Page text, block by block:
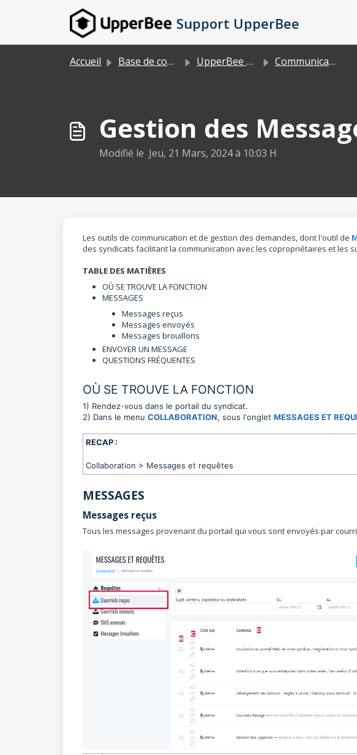
Passer au contenu principal
Support UpperBee
Accueil Base de connaissances UpperBee Condo/Locatif Communications
Gestion des
Modifié le Jeu, 21 Mars, 2024 à 10:03 H
Les outils de communication et de gestion des demandes, dont l'outil de
des syndicats facilitant la communication avec les copropriétaires et les
TABLE DES MATIÈRES
OÙ SE TROUVE LA FONCTION
MESSAGES
Messages reçus
Messages envoyés
Messages brouillons
ENVOYER UN MESSAGE
QUESTIONS FRÉQUENTES
OÙ SE TROUVE LA FONCTION
1) Rendez-vous dans le portail du syndicat.
2) Dans le menu COLLABORATION, sous l'onglet MESSAGES ET
RECAP :
Collaboration > Messages et requêtes
MESSAGES
Messages reçus
Tous les messages provenant du portail qui vous sont envoyés par